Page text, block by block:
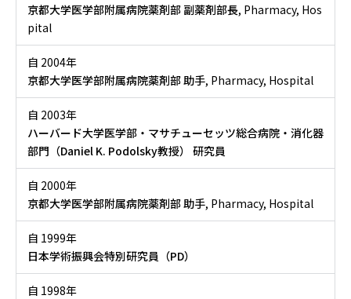
京都大学医学部附属病院薬剤部 副薬剤部長, Pharmacy, Hos
pital
自 2004年
京都大学医学部附属病院薬剤部 助手, Pharmacy, Hospital
自 2003年
ハーバード大学医学部・マサチューセッツ総合病院・消化器
部門（Daniel K. Podolsky教授） 研究員
自 2000年
京都大学医学部附属病院薬剤部 助手, Pharmacy, Hospital
自 1999年
日本学術振興会特別研究員（PD）
自 1998年